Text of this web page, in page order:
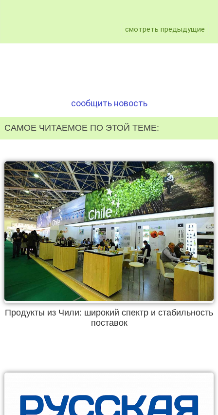
смотреть предыдущие
сообщить новость
САМОЕ ЧИТАЕМОЕ ПО ЭТОЙ ТЕМЕ:
Продукты из Чили: широкий спектр и стабильность
поставок